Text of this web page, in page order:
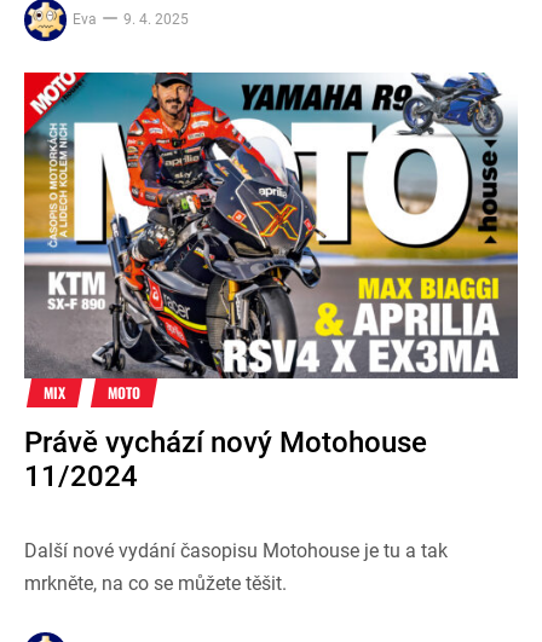
Eva 9. 4. 2025
MIX MOTO
Právě vychází nový Motohouse
11/2024
Další nové vydání časopisu Motohouse je tu a tak
mrkněte, na co se můžete těšit.